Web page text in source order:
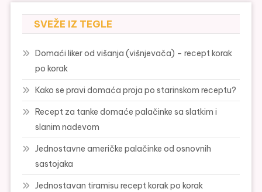
SVEŽE IZ TEGLE
Domaći liker od višanja (višnjevača) – recept korak
po korak
Kako se pravi domaća proja po starinskom receptu?
Recept za tanke domaće palačinke sa slatkim i
slanim nadevom
Jednostavne američke palačinke od osnovnih
sastojaka
Jednostavan tiramisu recept korak po korak